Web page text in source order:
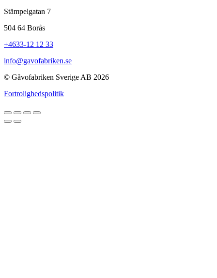
Stämpelgatan 7
504 64 Borås
+4633-12 12 33
info@gavofabriken.se
© Gåvofabriken Sverige AB 2026
Fortrolighedspolitik